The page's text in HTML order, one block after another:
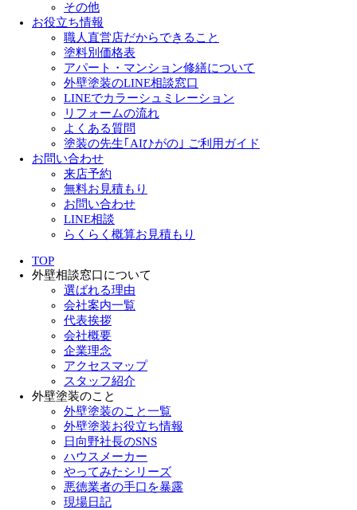
その他
お役立ち情報
職人直営店だからできること
塗料別価格表
アパート・マンション修繕について
外壁塗装のLINE相談窓口
LINEでカラーシュミレーション
リフォームの流れ
よくある質問
塗装の先生｢AIひがの｣ ご利用ガイド
お問い合わせ
来店予約
無料お見積もり
お問い合わせ
LINE相談
らくらく概算お見積もり
TOP
外壁相談窓口について
選ばれる理由
会社案内一覧
代表挨拶
会社概要
企業理念
アクセスマップ
スタッフ紹介
外壁塗装のこと
外壁塗装のこと一覧
外壁塗装お役立ち情報
日向野社長のSNS
ハウスメーカー
やってみたシリーズ
悪徳業者の手口を暴露
現場日記